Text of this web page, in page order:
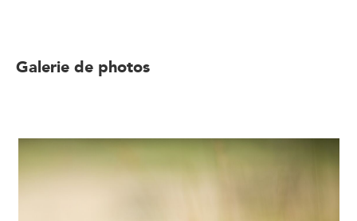
Galerie de photos